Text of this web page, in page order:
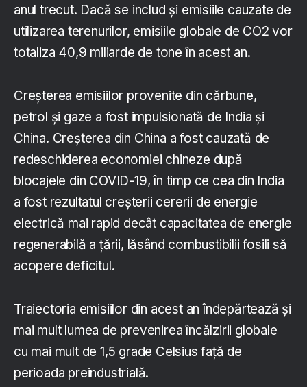
anul trecut. Dacă se includ și emisiile cauzate de
utilizarea terenurilor, emisiile globale de CO2 vor
totaliza 40,9 miliarde de tone în acest an.
Creșterea emisiilor provenite din cărbune,
petrol și gaze a fost impulsionată de India și
China. Creșterea din China a fost cauzată de
redeschiderea economiei chineze după
blocajele din COVID-19, în timp ce cea din India
a fost rezultatul creșterii cererii de energie
electrică mai rapid decât capacitatea de energie
regenerabilă a țării, lăsând combustibilii fosili să
acopere deficitul.
Traiectoria emisiilor din acest an îndepărtează și
mai mult lumea de prevenirea încălzirii globale
cu mai mult de 1,5 grade Celsius față de
perioada preindustrială.